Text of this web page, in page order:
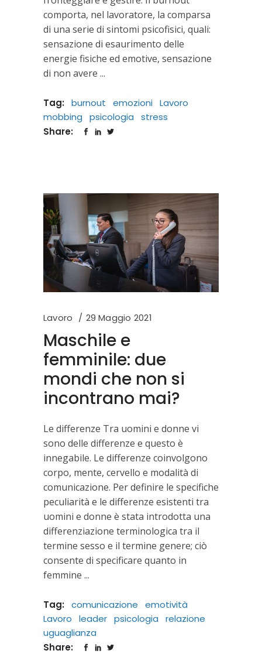
comporta, nel lavoratore, la comparsa
di una serie di sintomi psicofisici, quali:
sensazione di esaurimento delle
energie fisiche ed emotive, sensazione
di non avere
Tag: burnout emozioni Lavoro
mobbing
psicologia
stress
Share:
Lavoro 29 Maggio 2021
Maschile e
femminile: due
mondi che non si
incontrano mai?
Le differenze Tra uomini e donne vi
sono delle differenze e questo è
innegabile. Le differenze coinvolgono
corpo, mente, cervello e modalità di
comunicazione. Per definire le specifiche
peculiarità e le differenze esistenti tra
uomini e donne è stata introdotta una
differenziazione terminologica tra il
termine sesso e il termine genere; ciò
consente di specificare quanto in
femmine
Tag: comunicazione
emotività
Lavoro
leader psicologia
relazione
uguaglianza
Share: